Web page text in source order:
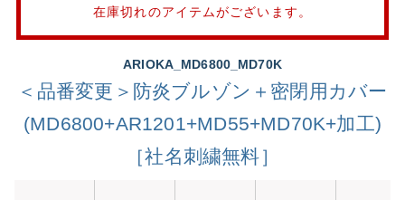
在庫切れのアイテムがございます。
ARIOKA_MD6800_MD70K
＜品番変更＞防炎ブルゾン＋密閉用カバー
(MD6800+AR1201+MD55+MD70K+加工)
［社名刺繍無料］